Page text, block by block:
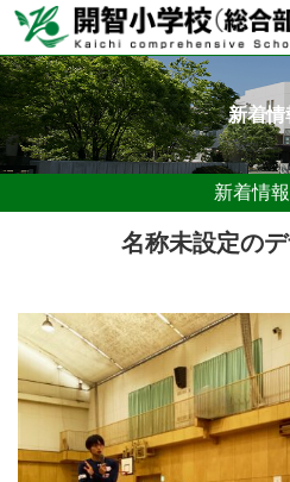
新着情
新着情報
名称未設定の